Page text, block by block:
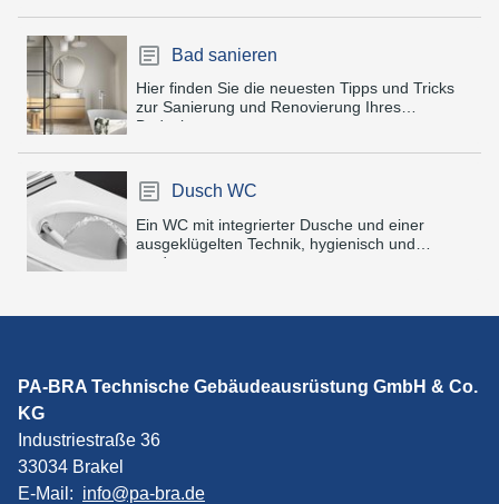
Bad sanieren
Hier finden Sie die neuesten Tipps und Tricks
zur Sanierung und Renovierung Ihres
Badezimmers.
Dusch WC
Ein WC mit integrierter Dusche und einer
ausgeklügelten Technik, hygienisch und
modern.
PA-BRA Technische Gebäudeausrüstung GmbH & Co.
KG
Industriestraße 36
33034 Brakel
E-Mail: info@pa-bra.de